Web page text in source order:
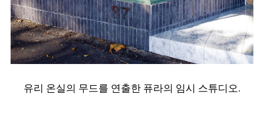
유리 온실의 무드를 연출한 퓨라의 임시 스튜디오.